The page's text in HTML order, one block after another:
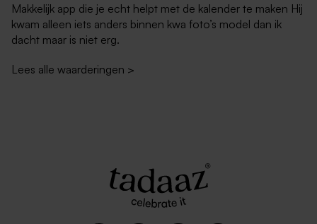
Makkelijk app die je echt helpt met de kalender te maken Hij
kwam alleen iets anders binnen kwa foto’s model dan ik
dacht maar is niet erg.
Lees alle waarderingen >